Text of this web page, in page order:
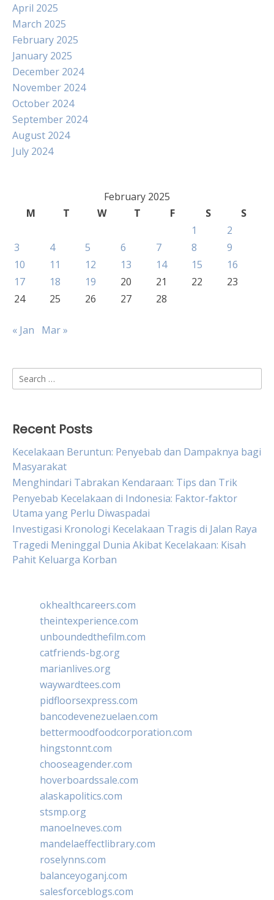
April 2025
March 2025
February 2025
January 2025
December 2024
November 2024
October 2024
September 2024
August 2024
July 2024
February 2025
M
T W T F S
S
1
2
3
4 5 6 7 8
9
10
11 12 13 14 15
16
17
18 19 20 21 22
23
24
25 26 27 28
« Jan Mar »
Search
for:
Recent Posts
Kecelakaan Beruntun: Penyebab dan Dampaknya bagi
Masyarakat
Menghindari Tabrakan Kendaraan: Tips dan Trik
Penyebab Kecelakaan di Indonesia: Faktor-faktor
Utama yang Perlu Diwaspadai
Investigasi Kronologi Kecelakaan Tragis di Jalan Raya
Tragedi Meninggal Dunia Akibat Kecelakaan: Kisah
Pahit Keluarga Korban
okhealthcareers.com
theintexperience.com
unboundedthefilm.com
catfriends-bg.org
marianlives.org
waywardtees.com
pidfloorsexpress.com
bancodevenezuelaen.com
bettermoodfoodcorporation.com
hingstonnt.com
chooseagender.com
hoverboardssale.com
alaskapolitics.com
stsmp.org
manoelneves.com
mandelaeffectlibrary.com
roselynns.com
balanceyoganj.com
salesforceblogs.com